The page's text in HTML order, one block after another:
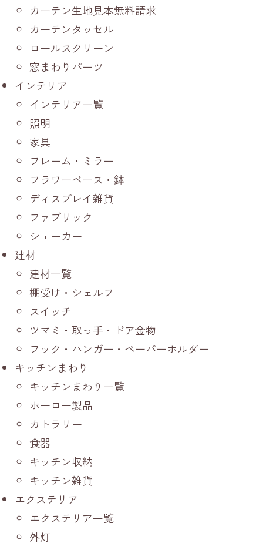
カーテン生地見本無料請求
カーテンタッセル
ロールスクリーン
窓まわりパーツ
インテリア
インテリア一覧
照明
家具
フレーム・ミラー
フラワーベース・鉢
ディスプレイ雑貨
ファブリック
シェーカー
建材
建材一覧
棚受け・シェルフ
スイッチ
ツマミ・取っ手・ドア金物
フック・ハンガー・ペーパーホルダー
キッチンまわり
キッチンまわり一覧
ホーロー製品
カトラリー
食器
キッチン収納
キッチン雑貨
エクステリア
エクステリア一覧
外灯